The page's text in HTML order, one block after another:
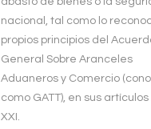
nacional, tal como lo
propios principios del
General Sobre Aranceles
Aduaneros y Comercio
como GATT), en sus artículos
XXI.